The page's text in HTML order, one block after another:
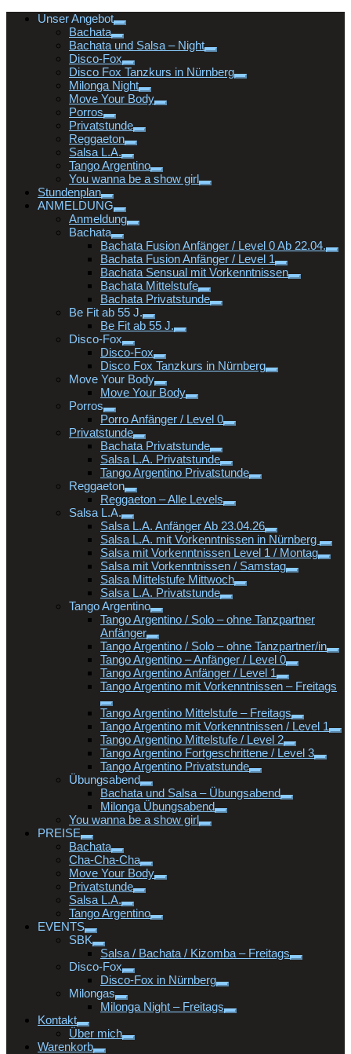
Unser Angebot
Bachata
Bachata und Salsa – Night
Disco-Fox
Disco Fox Tanzkurs in Nürnberg
Milonga Night
Move Your Body
Porros
Privatstunde
Reggaeton
Salsa L.A.
Tango Argentino
You wanna be a show girl
Stundenplan
ANMELDUNG
Anmeldung
Bachata
Bachata Fusion Anfänger / Level 0 Ab 22.04.
Bachata Fusion Anfänger / Level 1
Bachata Sensual mit Vorkenntnissen
Bachata Mittelstufe
Bachata Privatstunde
Be Fit ab 55 J.
Be Fit ab 55 J.
Disco-Fox
Disco-Fox
Disco Fox Tanzkurs in Nürnberg
Move Your Body
Move Your Body
Porros
Porro Anfänger / Level 0
Privatstunde
Bachata Privatstunde
Salsa L.A. Privatstunde
Tango Argentino Privatstunde
Reggaeton
Reggaeton – Alle Levels
Salsa L.A.
Salsa L.A. Anfänger Ab 23.04.26
Salsa L.A. mit Vorkenntnissen in Nürnberg
Salsa mit Vorkenntnissen Level 1 / Montag
Salsa mit Vorkenntnissen / Samstag
Salsa Mittelstufe Mittwoch
Salsa L.A. Privatstunde
Tango Argentino
Tango Argentino / Solo – ohne Tanzpartner
Anfänger
Tango Argentino / Solo – ohne Tanzpartner/in
Tango Argentino – Anfänger / Level 0
Tango Argentino Anfänger / Level 1
Tango Argentino mit Vorkenntnissen – Freitags
Tango Argentino Mittelstufe – Freitags
Tango Argentino mit Vorkenntnissen / Level 1
Tango Argentino Mittelstufe / Level 2
Tango Argentino Fortgeschrittene / Level 3
Tango Argentino Privatstunde
Übungsabend
Bachata und Salsa – Übungsabend
Milonga Übungsabend
You wanna be a show girl
PREISE
Bachata
Cha-Cha-Cha
Move Your Body
Privatstunde
Salsa L.A.
Tango Argentino
EVENTS
SBK
Salsa / Bachata / Kizomba – Freitags
Disco-Fox
Disco-Fox in Nürnberg
Milongas
Milonga Night – Freitags
Kontakt
Über mich
Warenkorb